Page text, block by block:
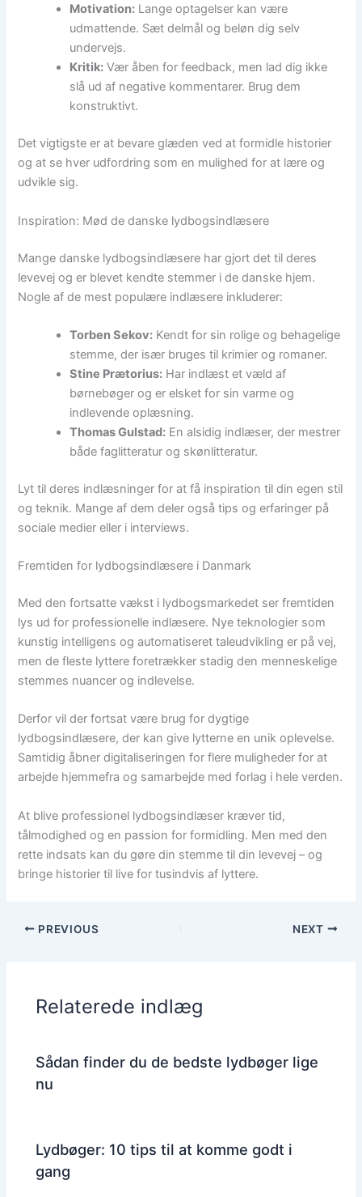
Motivation: Lange optagelser kan være
udmattende. Sæt delmål og beløn dig selv
undervejs.
Kritik: Vær åben for feedback, men lad dig ikke
slå ud af negative kommentarer. Brug dem
konstruktivt.
Det vigtigste er at bevare glæden ved at formidle historier
og at se hver udfordring som en mulighed for at lære og
udvikle sig.
Inspiration: Mød de danske lydbogsindlæsere
Mange danske lydbogsindlæsere har gjort det til deres
levevej og er blevet kendte stemmer i de danske hjem.
Nogle af de mest populære indlæsere inkluderer:
Torben Sekov: Kendt for sin rolige og behagelige
stemme, der især bruges til krimier og romaner.
Stine Prætorius: Har indlæst et væld af
børnebøger og er elsket for sin varme og
indlevende oplæsning.
Thomas Gulstad: En alsidig indlæser, der mestrer
både faglitteratur og skønlitteratur.
Lyt til deres indlæsninger for at få inspiration til din egen stil
og teknik. Mange af dem deler også tips og erfaringer på
sociale medier eller i interviews.
Fremtiden for lydbogsindlæsere i Danmark
Med den fortsatte vækst i lydbogsmarkedet ser fremtiden
lys ud for professionelle indlæsere. Nye teknologier som
kunstig intelligens og automatiseret taleudvikling er på vej,
men de fleste lyttere foretrækker stadig den menneskelige
stemmes nuancer og indlevelse.
Derfor vil der fortsat være brug for dygtige
lydbogsindlæsere, der kan give lytterne en unik oplevelse.
Samtidig åbner digitaliseringen for flere muligheder for at
arbejde hjemmefra og samarbejde med forlag i hele verden.
At blive professionel lydbogsindlæser kræver tid,
tålmodighed og en passion for formidling. Men med den
rette indsats kan du gøre din stemme til din levevej – og
bringe historier til live for tusindvis af lyttere.
PREVIOUS NEXT
Relaterede indlæg
Sådan finder du de bedste lydbøger lige
nu
Lydbøger: 10 tips til at komme godt i
gang